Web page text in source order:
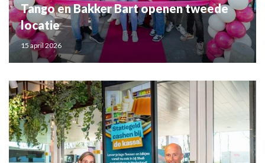
Tango en Bakker Bart openen tweede
locatie
15 april 2026